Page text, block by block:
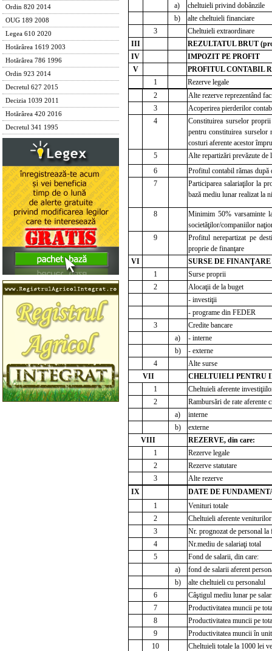
Ordin 820 2014
OUG 189 2008
Legea 610 2020
Hotărârea 1619 2003
Hotărârea 786 1996
Ordin 923 2014
Decretul 627 2015
Decizia 1039 2011
Hotărârea 420 2016
Decretul 341 1995
a)
cheltuieli privind dobânzile
b)
alte cheltuieli financiare
3
Cheltuieli extraordinare
III
REZULTATUL BRUT
IV
IMPOZIT PE PROFIT
V
PROFITUL CONTABIL
1
Rezerve legale
2
Alte rezerve reprezentând
3
Acoperirea pierderilor
4
Constituirea surselor
pentru constituirea surselor
costuri aferente acestor
5
Alte repartizări prevăzute de
6
Profitul contabil rămas după
7
Participarea salariaţilor la
bază mediu lunar realizat la
8
Minimim 50% varsaminte
societăţilor/companiilor
9
Profitul nerepartizat pe
proprie de finanţare
VI
SURSE DE
1
Surse proprii
2
Alocaţii de la buget
- investiţii
- programe din FEDER
3
Credite bancare
a)
- interne
b)
- externe
4
Alte surse
VII
CHELTUIELI PENTRU
1
Cheltuieli aferente
2
Rambursări de rate aferente
a)
interne
b)
externe
VIII
REZERVE, din care:
1
Rezerve legale
2
Rezerve statutare
3
Alte rezerve
IX
DATE DE
1
Venituri totale
2
Cheltuieli aferente
3
Nr. prognozat de personal la
4
Nr.mediu de salariaţi total
5
Fond de salarii, din care:
a)
fond de salarii aferent
b)
alte cheltuieli cu personalul
6
Câştigul mediu lunar pe
7
Productivitatea muncii pe
8
Productivitatea muncii pe
9
Productivitatea muncii în
10
Cheltuieli totale la 1000 lei